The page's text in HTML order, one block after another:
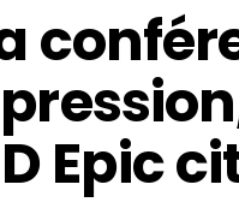
Epic